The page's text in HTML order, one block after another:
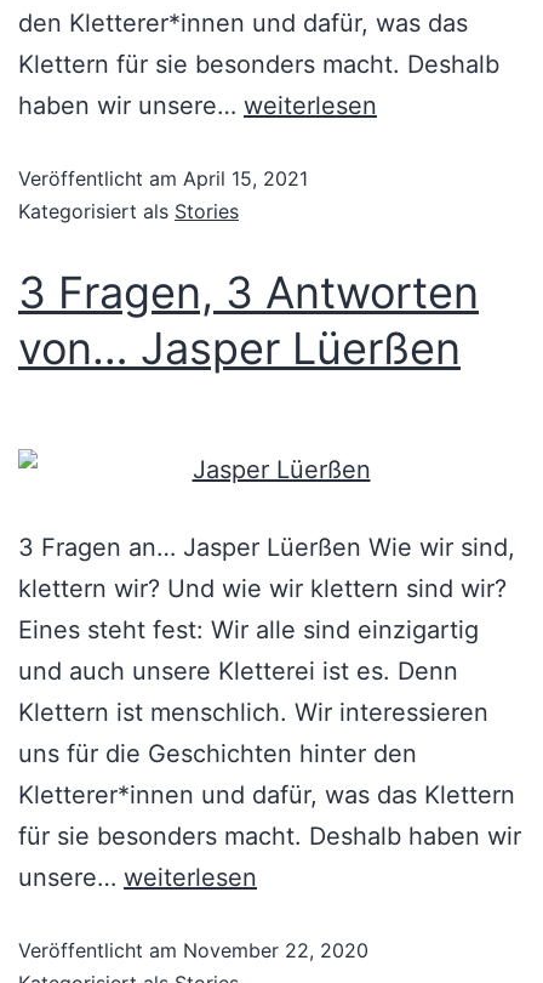
den Kletterer*innen und dafür, was das
Klettern für sie besonders macht. Deshalb
haben wir unsere… weiterlesen
Veröffentlicht am April 15, 2021
Kategorisiert als Stories
3 Fragen, 3 Antworten
von… Jasper Lüerßen
3 Fragen an… Jasper Lüerßen Wie wir sind,
klettern wir? Und wie wir klettern sind wir?
Eines steht fest: Wir alle sind einzigartig
und auch unsere Kletterei ist es. Denn
Klettern ist menschlich. Wir interessieren
uns für die Geschichten hinter den
Kletterer*innen und dafür, was das Klettern
für sie besonders macht. Deshalb haben wir
unsere… weiterlesen
Veröffentlicht am November 22, 2020